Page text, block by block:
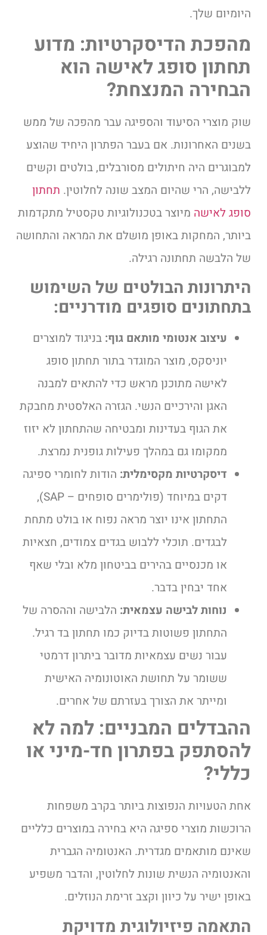
היומיום שלך.
מהפכת הדיסקרטיות: מדוע
תחתון סופג לאישה הוא
הבחירה המנצחת?
שוק מוצרי הסיעוד והספיגה עבר מהפכה של ממש
בשנים האחרונות. אם בעבר הפתרון היחיד שהוצע
למבוגרים היה חיתולים מסורבלים, בולטים וקשים
ללבישה, הרי שהיום המצב שונה לחלוטין. תחתון
סופג לאישה מיוצר בטכנולוגיות טקסטיל מתקדמות
ביותר, המחקות באופן מושלם את המראה והתחושה
של הלבשה תחתונה רגילה.
היתרונות הבולטים של השימוש
בתחתונים סופגים מודרניים:
עיצוב אנטומי מותאם גוף: בניגוד למוצרים
יוניסקס, מוצר המוגדר בתור תחתון סופג
לאישה מתוכנן מראש כדי להתאים למבנה
האגן והירכיים הנשי. הגזרה האלסטית מחבקת
את הגוף בעדינות ומבטיחה שהתחתון לא יזוז
ממקומו גם במהלך פעילות גופנית נמרצת.
דיסקרטיות מקסימלית: הודות לחומרי ספיגה
דקים במיוחד (פולימרים סופחים – SAP),
התחתון אינו יוצר מראה נפוח או בולט מתחת
לבגדים. תוכלי ללבוש בגדים צמודים, חצאיות
או מכנסיים בהירים בביטחון מלא ובלי שאף
אחד יבחין בדבר.
נוחות לבישה עצמאית: הלבישה וההסרה של
התחתון פשוטות בדיוק כמו תחתון בד רגיל.
עבור נשים עצמאיות מדובר ביתרון דרמטי
ששומר על תחושת האוטונומיה האישית
ומייתר את הצורך בעזרתם של אחרים.
ההבדלים המבניים: למה לא
להסתפק בפתרון חד-מיני או
כללי?
אחת הטעויות הנפוצות ביותר בקרב משפחות
הרוכשות מוצרי ספיגה היא בחירה במוצרים כלליים
שאינם מותאמים מגדרית. האנטומיה הגברית
והאנטומיה הנשית שונות לחלוטין, והדבר משפיע
באופן ישיר על כיוון וקצב זרימת הנוזלים.
התאמה פיזיולוגית מדויקת